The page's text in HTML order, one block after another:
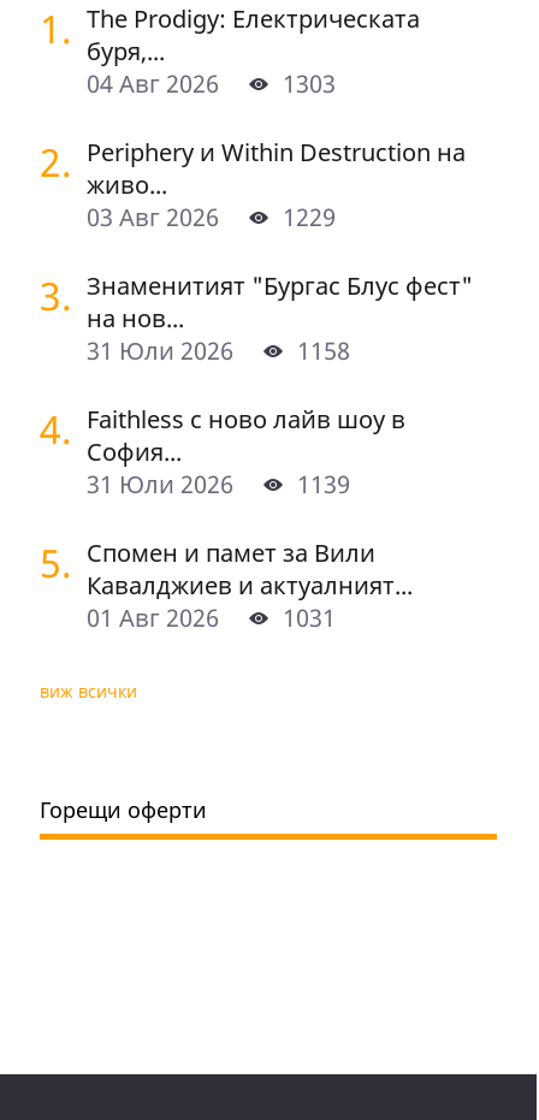
1. The Prodigy: Електрическата
буря,...
04 Авг 2026
1303
2. Periphery и Within Destruction на
живо...
03 Авг 2026
1229
3. Знаменитият "Бургас Блус фест"
на нов...
31 Юли 2026
1158
4. Faithless с ново лайв шоу в
София...
31 Юли 2026
1139
5. Спомен и памет за Вили
Кавалджиев и актуалният...
01 Авг 2026
1031
виж всички
Горещи оферти